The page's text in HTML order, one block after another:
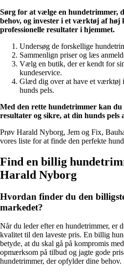
Sørg for at vælge en hundetrimmer,
behov, og invester i et værktøj af høj
professionelle resultater i hjemmet.
Undersøg de forskellige
Sammenlign priser og læs
Vælg en butik, der er kendt for
kundeservice.
Glæd dig over at have et værktøj
hunds pels.
Med den rette hundetrimmer kan du
resultater og sikre, at din hunds pels
Prøv Harald Nyborg, Jem og Fix,
vores liste for at finde den perfekte
Find en billig
Harald Nyborg
Hvordan finder du den
markedet?
Når du leder efter en hundetrimmer, er
kvalitet til den laveste pris. En billig
betyde, at du skal gå på kompromis
opmærksom på tilbud og jagte gode
hundetrimmer, der opfylder dine behov.